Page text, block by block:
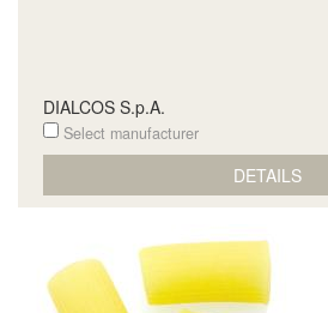
DIALCOS S.p.A.
Select manufacturer
DETAILS